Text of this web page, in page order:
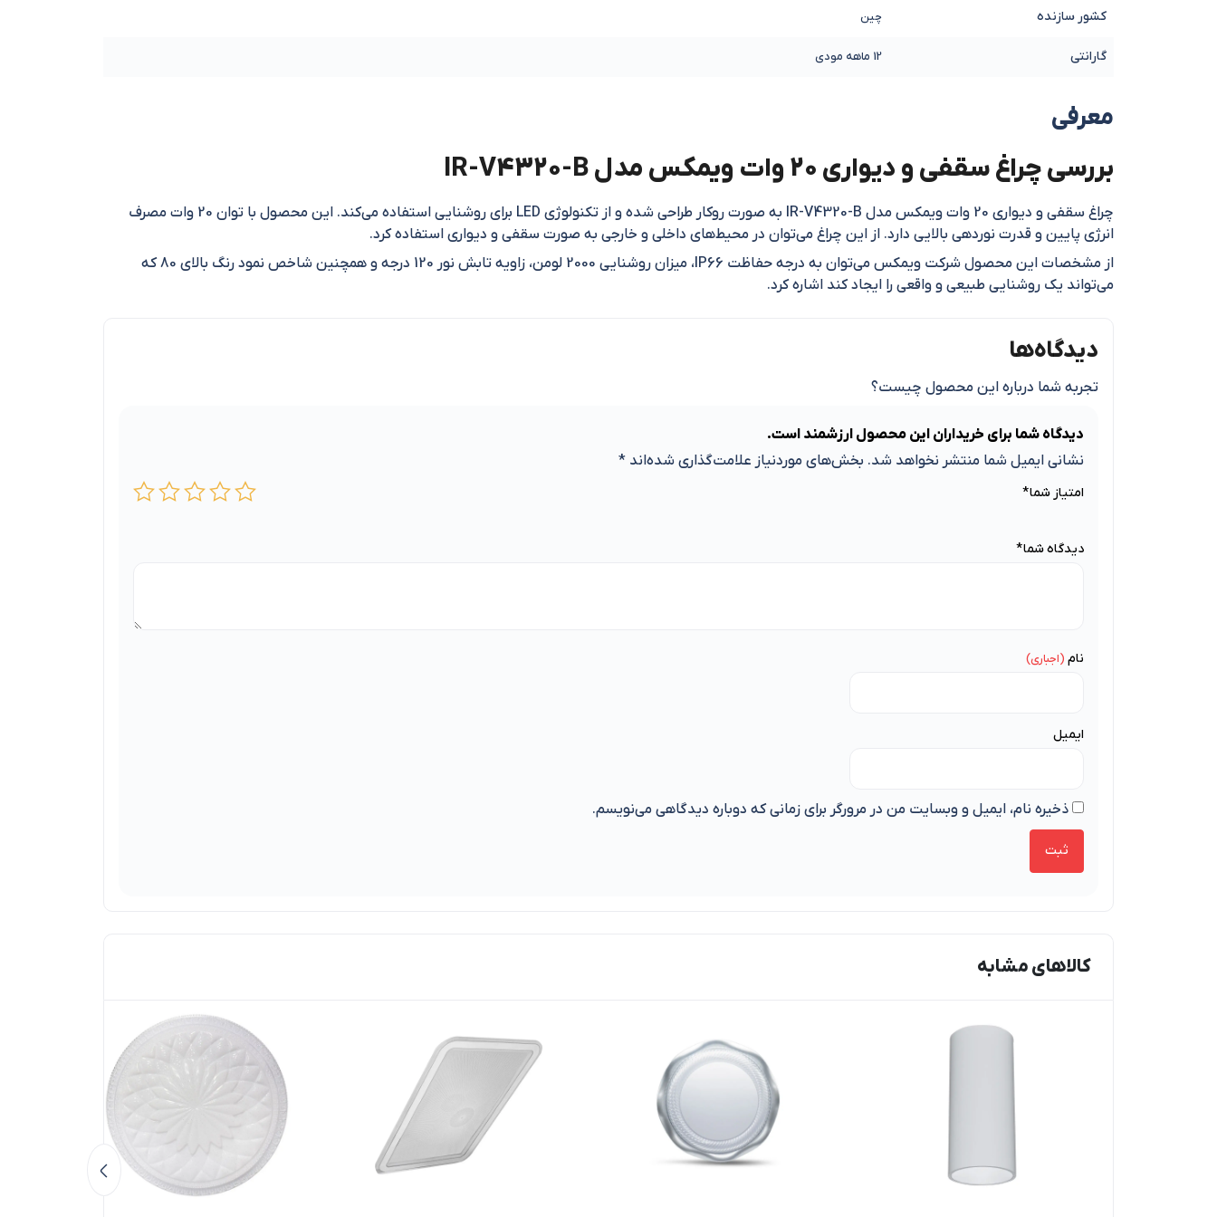
کشور سازنده چین
گارانتی 12 ماهه مودی
معرفی
بررسی چراغ سقفی و دیواری 20 وات ویمکس مدل IR-V4320-B
چراغ سقفی و دیواری 20 وات ویمکس مدل IR-V4320-B به صورت روکار طراحی شده و از تکنولوژی LED برای روشنایی استفاده می‌کند. این محصول با توان 20 وات مصرف
انرژی پایین و قدرت نوردهی بالایی دارد. از این چراغ می‌توان در محیط‌های داخلی و خارجی به صورت سقفی و دیواری استفاده کرد.
از مشخصات این محصول شرکت ویمکس می‌توان به درجه حفاظت IP66، میزان روشنایی 2000 لومن، زاویه تابش نور 120 درجه و همچنین شاخص نمود رنگ بالای 80 که
می‌تواند یک روشنایی طبیعی و واقعی را ایجاد کند اشاره کرد.
دیدگاه‌ها
تجربه شما درباره این محصول چیست؟
دیدگاه شما برای خریداران این محصول ارزشمند است.
نشانی ایمیل شما منتشر نخواهد شد. بخش‌های موردنیاز علامت‌گذاری شده‌اند *
امتیاز شما*
دیدگاه شما*
نام
ایمیل
ذخیره نام، ایمیل و وبسایت من در مرورگر برای زمانی که دوباره دیدگاهی می‌نویسم.
کالاهای مشابه